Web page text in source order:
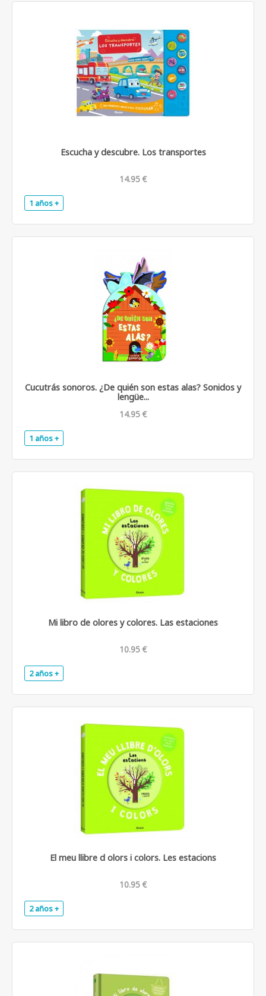
Escucha y descubre. Los transportes
14.95 €
1 años +
Cucutrás sonoros. ¿De quién son estas alas? Sonidos y
lengüe...
14.95 €
1 años +
Mi libro de olores y colores. Las estaciones
10.95 €
2 años +
El meu llibre d olors i colors. Les estacions
10.95 €
2 años +